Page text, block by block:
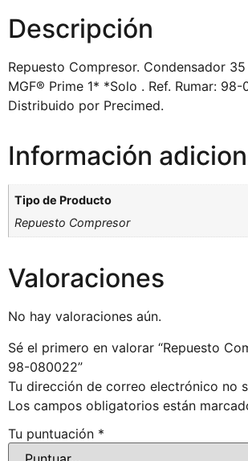
Descripción
Repuesto Compresor. Condensador
MGF® Prime 1* *Solo . Ref. Rumar: 98-
Distribuido por Precimed.
Información
Tipo de Producto
Repuesto Compresor
Valoraciones
No hay valoraciones aún.
Sé el primero en valorar “Repuesto
98-080022”
Tu dirección de correo electrónico no
Los campos obligatorios están
Tu puntuación *